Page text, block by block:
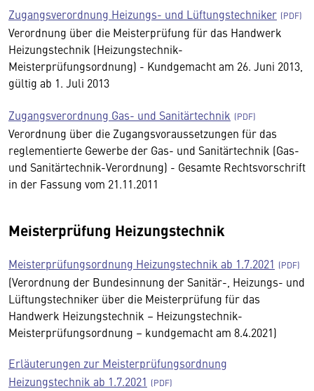
Zugangsverordnung Heizungs- und Lüftungstechniker
Verordnung über die Meisterprüfung für das Handwerk
Heizungstechnik (Heizungstechnik-
Meisterprüfungsordnung) - Kundgemacht am 26. Juni 2013,
gültig ab 1. Juli 2013
Zugangsverordnung Gas- und Sanitärtechnik
Verordnung über die Zugangsvoraussetzungen für das
reglementierte Gewerbe der Gas- und Sanitärtechnik (Gas-
und Sanitärtechnik-Verordnung) - Gesamte Rechtsvorschrift
in der Fassung vom 21.11.2011
Meisterprüfung Heizungstechnik
Meisterprüfungsordnung Heizungstechnik ab 1.7.2021
(Verordnung der Bundesinnung der Sanitär-, Heizungs- und
Lüftungstechniker über die Meisterprüfung für das
Handwerk Heizungstechnik – Heizungstechnik-
Meisterprüfungsordnung – kundgemacht am 8.4.2021)
Erläuterungen zur Meisterprüfungsordnung
Heizungstechnik ab 1.7.2021